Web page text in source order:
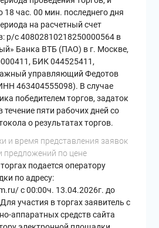
18 час. 00 мин. последнего дня
на расчетный счет
р/с 40802810218250000564 в
Банка ВТБ (ПАО) в г. Москве,
БИК 044525411,
управляющий Федотов
463404555098). В случае
победителем торгов, задаток
течение пяти рабочих дней со
о результатах торгов.
и время представления заявок
предложений по цене
подается оператору
по адресу:
с 00:00ч. 13.04.2026г. до
участия в торгах заявитель с
аппаратных средств сайта